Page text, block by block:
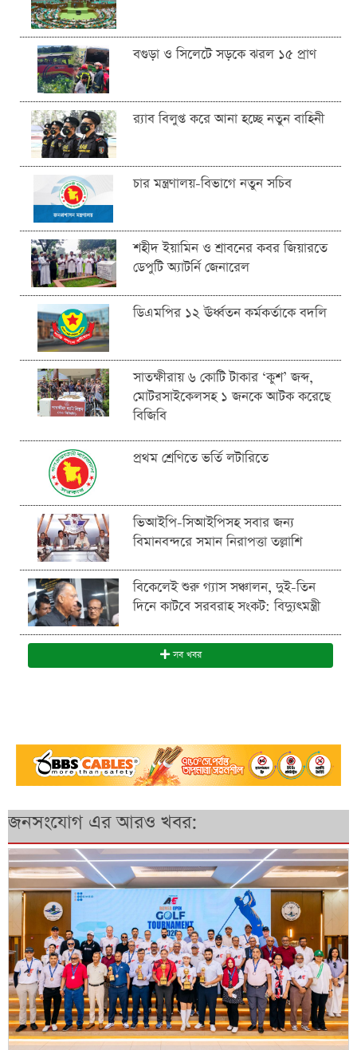
বগুড়া ও সিলেটে সড়কে ঝরল ১৫ প্রাণ
র‍্যাব বিলুপ্ত করে আনা হচ্ছে নতুন বাহিনী
চার মন্ত্রণালয়-বিভাগে নতুন সচিব
শহীদ ইয়ামিন ও শ্রাবনের কবর জিয়ারতে
ডেপুটি অ্যাটর্নি জেনারেল
ডিএমপির ১২ ঊর্ধ্বতন কর্মকর্তাকে বদলি
সাতক্ষীরায় ৬ কোটি টাকার ‘কুশ’ জব্দ,
মোটরসাইকেলসহ ১ জনকে আটক করেছে
বিজিবি
প্রথম শ্রেণিতে ভর্তি লটারিতে
ভিআইপি-সিআইপিসহ সবার জন্য
বিমানবন্দরে সমান নিরাপত্তা তল্লাশি
বিকেলেই শুরু গ্যাস সঞ্চালন, দুই-তিন
দিনে কাটবে সরবরাহ সংকট: বিদ্যুৎমন্ত্রী
সব খবর
জনসংযোগ এর আরও খবর: